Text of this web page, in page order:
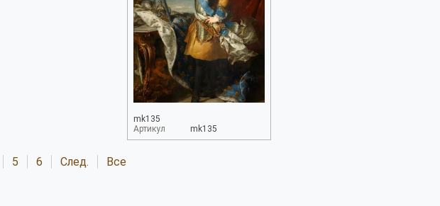
mk135
Артикул
mk135
5 6 След. Все